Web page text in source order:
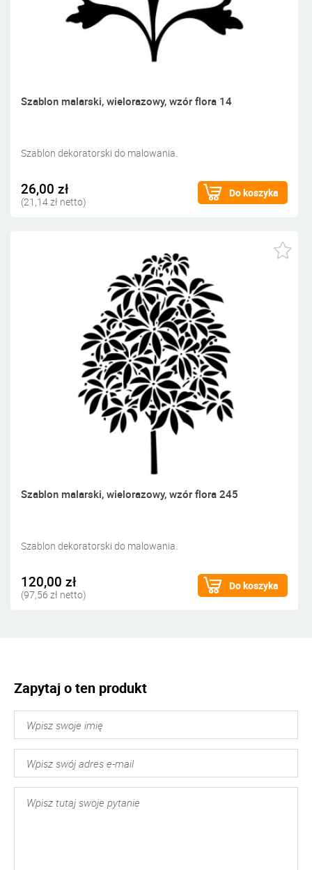
Szablon malarski, wielorazowy, wzór flora 14
Szablon dekoratorski do malowania.
26,00 zł
(21,14 zł netto)
Do koszyka
Szablon malarski, wielorazowy, wzór flora 245
Szablon dekoratorski do malowania.
120,00 zł
(97,56 zł netto)
Do koszyka
Zapytaj o ten produkt